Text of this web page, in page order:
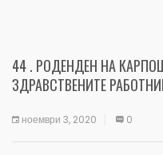
44 . РОДЕНДЕН НА
ЗДРАВСТВЕНИТЕ
ноември 3, 2020 0